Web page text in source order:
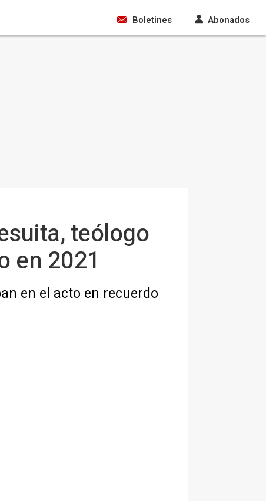
Boletines Abonados
teólogo
en 2021
en el acto en recuerdo